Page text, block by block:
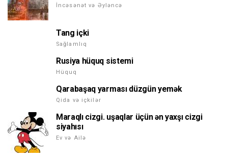
İncəsənət və Əyləncə
Tang içki
Sağlamlıq
Rusiya hüquq sistemi
Hüquq
Qarabaşaq yarması düzgün yemək
Qida və içkilər
Maraqlı cizgi. uşaqlar üçün ən yaxşı cizgi
siyahısı
Ev və Ailə